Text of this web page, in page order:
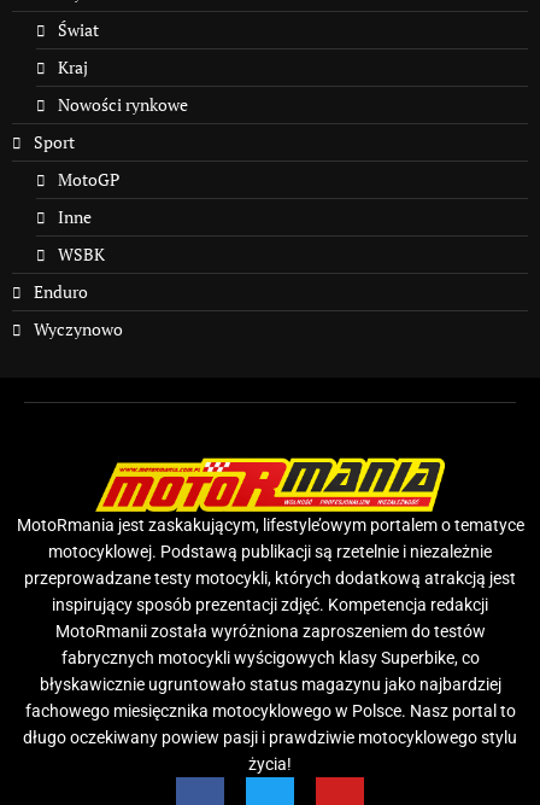
Świat
Kraj
Nowości rynkowe
Sport
MotoGP
Inne
WSBK
Enduro
Wyczynowo
MotoRmania jest zaskakującym, lifestyle’owym portalem o tematyce
motocyklowej. Podstawą publikacji są rzetelnie i niezależnie
przeprowadzane testy motocykli, których dodatkową atrakcją jest
inspirujący sposób prezentacji zdjęć. Kompetencja redakcji
MotoRmanii została wyróżniona zaproszeniem do testów
fabrycznych motocykli wyścigowych klasy Superbike, co
błyskawicznie ugruntowało status magazynu jako najbardziej
fachowego miesięcznika motocyklowego w Polsce. Nasz portal to
długo oczekiwany powiew pasji i prawdziwie motocyklowego stylu
życia!